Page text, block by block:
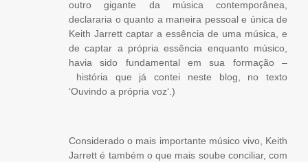
outro gigante da música contemporânea,
declararia o quanto a maneira pessoal e única de
Keith Jarrett captar a essência de uma música, e
de captar a própria essência enquanto músico,
havia sido fundamental em sua formação –
história que já contei neste blog, no texto
‘Ouvindo a própria voz‘.)
Considerado o mais importante músico vivo, Keith
Jarrett é também o que mais soube conciliar, com